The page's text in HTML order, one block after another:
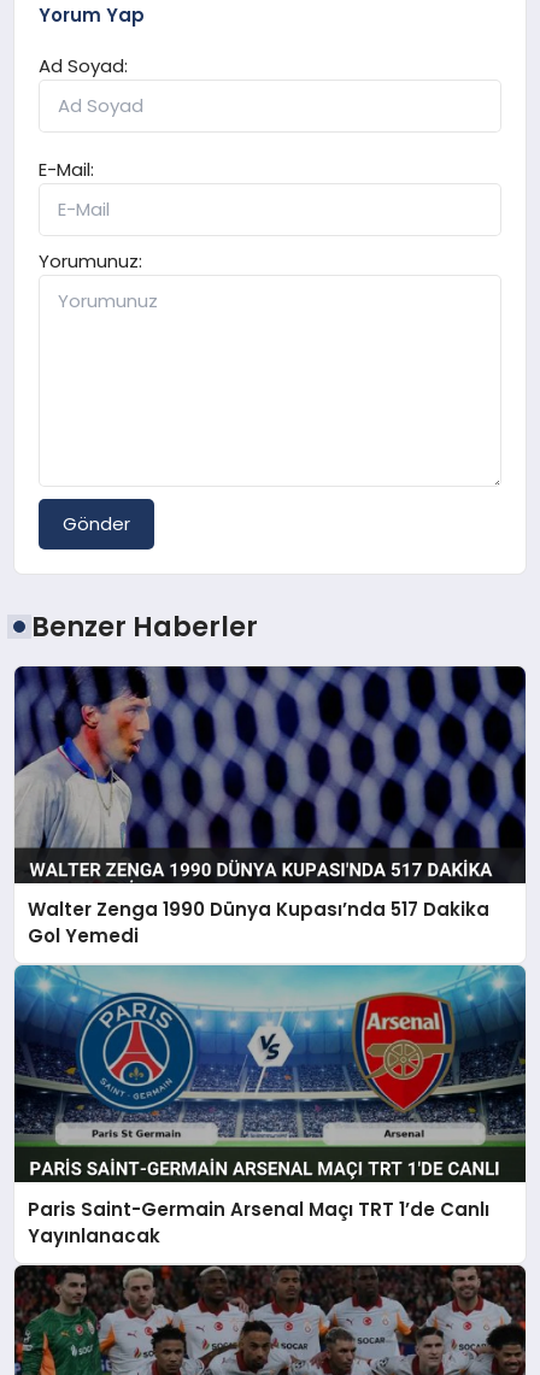
Yorum Yap
Ad Soyad:
E-Mail:
Yorumunuz:
Gönder
Benzer Haberler
Walter Zenga 1990 Dünya Kupası’nda 517 Dakika
Gol Yemedi
Paris Saint-Germain Arsenal Maçı TRT 1’de Canlı
Yayınlanacak